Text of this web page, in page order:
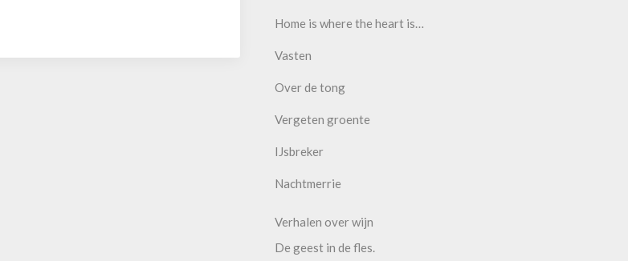
Home is where the heart is…
Vasten
Over de tong
Vergeten groente
IJsbreker
Nachtmerrie
Verhalen over wijn
De geest in de fles.